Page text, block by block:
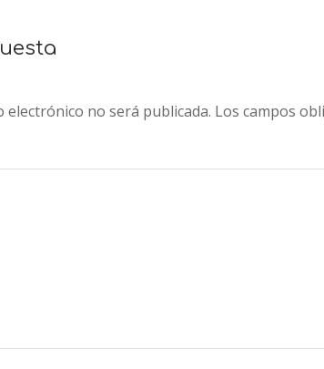
electrónico no será publicada. Los campos